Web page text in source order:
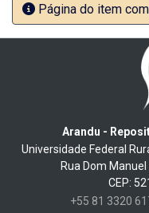
Página do item
Arandu -
Universidade Federal
Rua Dom
CEP:
+55 81 3320